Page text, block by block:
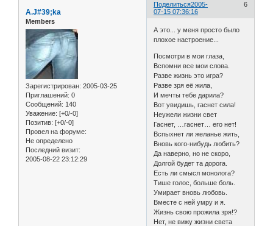
Поделиться 6
2005-
07-15 07:36:16
A.J#39;ka
Members
Зарегистрирован: 2005-03-25
Приглашений: 0
Сообщений: 140
Уважение: [+0/-0]
Позитив: [+0/-0]
Провел на форуме:
Не определено
Последний визит:
2005-08-22 23:12:29
А это... у меня просто было
плохое настроение...
Посмотри в мои глаза,
Вспомни все мои слова.
Разве жизнь это игра?
Разве зря её жила,
И мечты тебе дарила?
Вот увидишь, гаснет сила!
Неужели жизни свет
Гаснет, …гаснет… его нет!
Вспыхнет ли желанье жить,
Вновь кого-нибудь любить?
Да наверно, но не скоро,
Долгой будет та дорога.
Есть ли смысл монолога?
Тише голос, больше боль.
Умирает вновь любовь.
Вместе с ней умру и я.
Жизнь свою прожила зря!?
Нет, не вижу жизни света